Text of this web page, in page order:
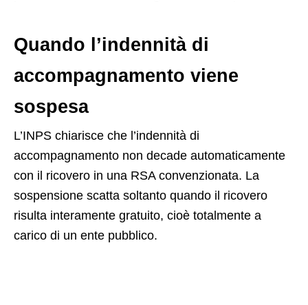
Quando l’indennità di
accompagnamento viene
sospesa
L’INPS chiarisce che l’indennità di
accompagnamento non decade automaticamente
con il ricovero in una RSA convenzionata. La
sospensione scatta soltanto quando il ricovero
risulta interamente gratuito, cioè totalmente a
carico di un ente pubblico.